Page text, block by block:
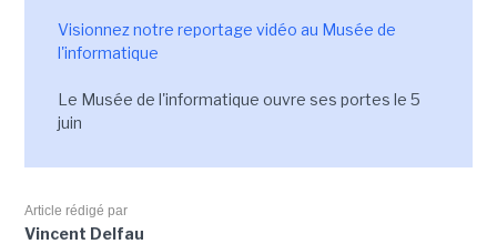
Visionnez notre reportage vidéo au Musée de
l'informatique
Le Musée de l'informatique ouvre ses portes le 5
juin
Article rédigé par
Vincent Delfau